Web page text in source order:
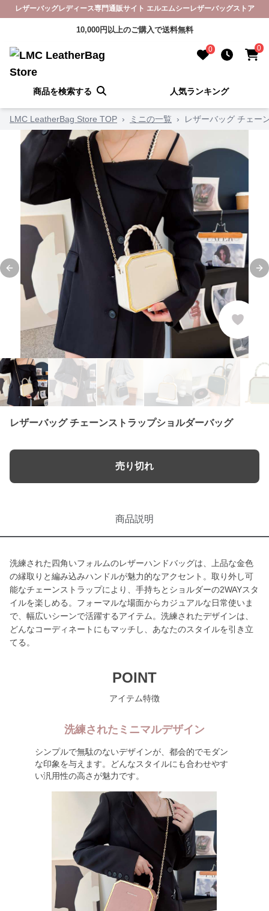
レザーバッグレディース専門通販サイト エルエムシーレザーバッグストア
10,000円以上のご購入で送料無料
0 0
商品を検索する 人気ランキング
LMC LeatherBag Store TOP › ミニの一覧 › レザーバッグ チェー
Previous slide
レザーバッグ チェーンストラップショルダーバッグ
売り切れ
商品説明
洗練された四角いフォルムのレザーハンドバッグは、上品な金色
の縁取りと編み込みハンドルが魅力的なアクセント。取り外し可
能なチェーンストラップにより、手持ちとショルダーの2WAYスタ
イルを楽しめる。フォーマルな場面からカジュアルな日常使いま
で、幅広いシーンで活躍するアイテム。洗練されたデザインは、
どんなコーディネートにもマッチし、あなたのスタイルを引き立
てる。
POINT
アイテム特徴
洗練されたミニマルデザイン
シンプルで無駄のないデザインが、都会的でモダン
な印象を与えます。どんなスタイルにも合わせやす
い汎用性の高さが魅力です。